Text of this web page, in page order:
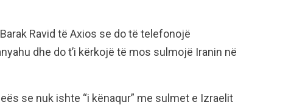
Ravid të Axios se do të telefonojë
dhe do t’i kërkojë të mos sulmojë Iranin në
se nuk ishte “i kënaqur” me sulmet e Izraelit